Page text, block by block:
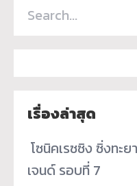
เรื่องล่าสุด
โซนิคเรซซิง ซิ่งทะ
เจนด์ รอบที่ 7